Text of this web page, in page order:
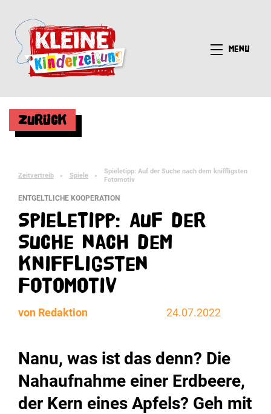
Menü
Zurück
Zeitvertreib ► Spiele ►
Spieletipp: Auf der Suche nach dem kniffligsten
Fotomotiv
ENTGELTLICHE KOOPERATION
Spieletipp: Auf der
Suche nach dem
kniffligsten
Fotomotiv
von Redaktion 24.07.2022
Nanu, was ist das denn? Die
Nahaufnahme einer Erdbeere,
der Kern eines Apfels? Geh mit